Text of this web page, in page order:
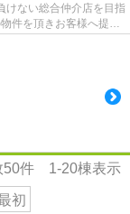
けない総合仲介店を目指
件を頂きお客様へ提供
50件 1-20棟表示
初